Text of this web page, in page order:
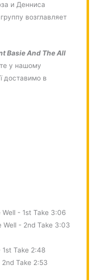
и Денниса
возглавляет
Basie And The All
у нашому
доставимо в
Well - 1st Take 3:06
Well - 2nd Take 3:03
1st Take 2:48
Take 2:53